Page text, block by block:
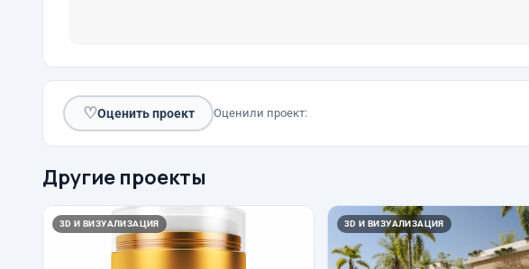
♡Оценить проект Оценили проект:
Другие проекты
3D И ВИЗУАЛИЗАЦИЯ 3D И ВИЗУАЛИЗАЦИЯ